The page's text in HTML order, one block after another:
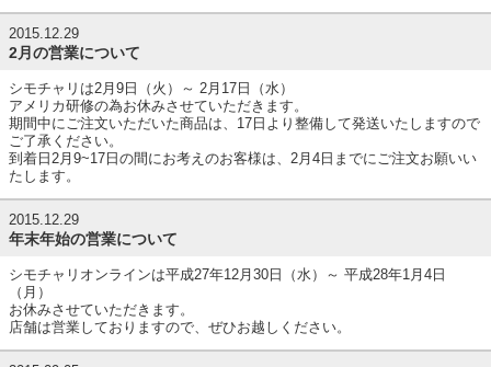
2015.12.29
2月の営業について
シモチャリは2月9日（火）～ 2月17日（水）
アメリカ研修の為お休みさせていただきます。
期間中にご注文いただいた商品は、17日より整備して発送いたしますので
ご了承ください。
到着日2月9~17日の間にお考えのお客様は、2月4日までにご注文お願いい
たします。
2015.12.29
年末年始の営業について
シモチャリオンラインは平成27年12月30日（水）～ 平成28年1月4日
（月）
お休みさせていただきます。
店舗は営業しておりますので、ぜひお越しください。